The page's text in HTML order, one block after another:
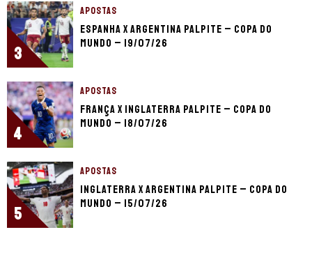
3
APOSTAS
Espanha x Argentina palpite – Copa do
Mundo – 19/07/26
4
APOSTAS
França x Inglaterra palpite – Copa do
Mundo – 18/07/26
5
APOSTAS
Inglaterra x Argentina palpite – Copa do
Mundo – 15/07/26